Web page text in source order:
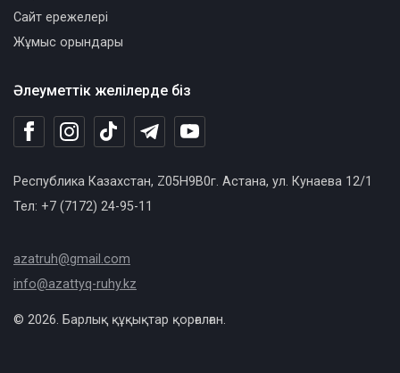
Әлеуметтік желілерде біз
Республика Казахстан, Z05H9B0г. Астана, ул. Кунаева 12/1
Тел: +7 (7172) 24-95-11
azatruh@gmail.com
info@azattyq-ruhy.kz
Сайт ережелері
Жұмыс орындары
© 2026. Барлық құқықтар қорғалған.